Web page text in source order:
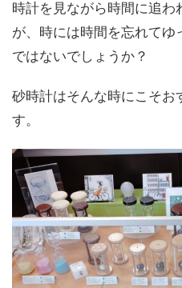
時計を見ながら時間に追わ
が、時には時間を忘れてゆ
ではないでしょうか？
砂時計はそんな時にこそお
す。